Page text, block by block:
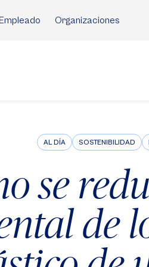
Organizaciones
AL DÍA SOSTENIBILIDAD
se
de